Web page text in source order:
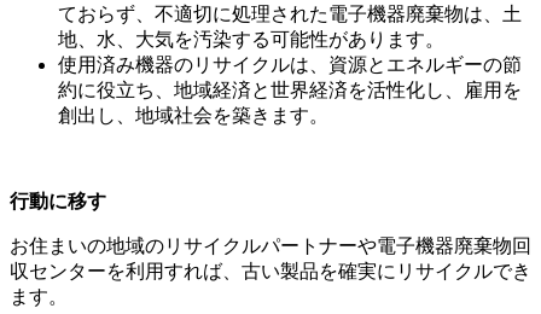
ておらず、不適切に処理された電子機器廃棄物は、土
地、水、大気を汚染する可能性があります。
使用済み機器のリサイクルは、資源とエネルギーの節
約に役立ち、地域経済と世界経済を活性化し、雇用を
創出し、地域社会を築きます。
行動に移す
お住まいの地域のリサイクルパートナーや電子機器廃棄物回
収センターを利用すれば、古い製品を確実にリサイクルでき
ます。